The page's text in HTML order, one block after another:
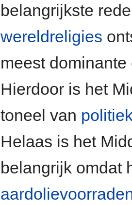
belangrijkste
wereldreligies
meest
Hierdoor is het
toneel van
Helaas is het
belangrijk omdat